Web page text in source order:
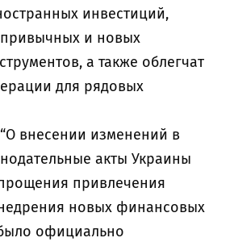
инвестиций,
и новых
а также облегчат
для рядовых
внесении изменений в
акты Украины
привлечения
новых финансовых
официально